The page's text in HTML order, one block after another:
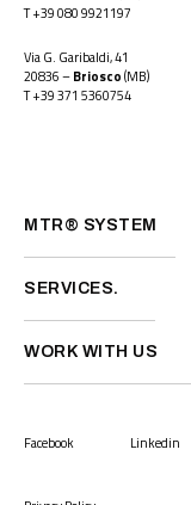
T+39 080 9921197
Via G. Garibaldi, 41
20836 –Briosco(MB)
T+39 371 5360754
MTR® SYSTEM
SERVICES.
WORK WITH US
Facebook Linkedin